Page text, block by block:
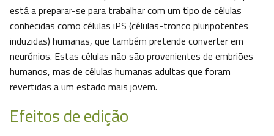
está a preparar-se para trabalhar com um tipo de células
conhecidas como células iPS (células-tronco pluripotentes
induzidas) humanas, que também pretende converter em
neurónios. Estas células não são provenientes de embriões
humanos, mas de células humanas adultas que foram
revertidas a um estado mais jovem.
Efeitos de edição